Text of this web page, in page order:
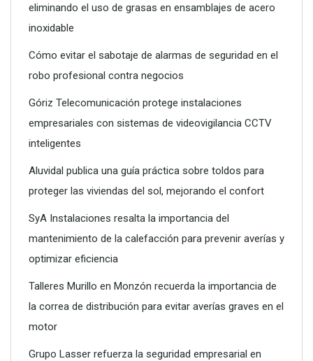
eliminando el uso de grasas en ensamblajes de acero
inoxidable
Cómo evitar el sabotaje de alarmas de seguridad en el
robo profesional contra negocios
Góriz Telecomunicación protege instalaciones
empresariales con sistemas de videovigilancia CCTV
inteligentes
Aluvidal publica una guía práctica sobre toldos para
proteger las viviendas del sol, mejorando el confort
SyA Instalaciones resalta la importancia del
mantenimiento de la calefacción para prevenir averías y
optimizar eficiencia
Talleres Murillo en Monzón recuerda la importancia de
la correa de distribución para evitar averías graves en el
motor
Grupo Lasser refuerza la seguridad empresarial en